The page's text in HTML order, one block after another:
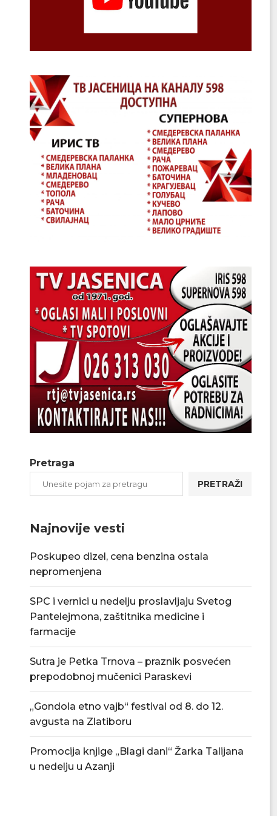
Pretraga
PRETRAŽI
Najnovije vesti
Poskupeo dizel, cena benzina ostala
nepromenjena
SPC i vernici u nedelju proslavljaju Svetog
Pantelejmona, zaštitnika medicine i
farmacije
Sutra je Petka Trnova – praznik posvećen
prepodobnoj mučenici Paraskevi
„Gondola etno vajb“ festival od 8. do 12.
avgusta na Zlatiboru
Promocija knjige „Blagi dani“ Žarka Talijana
u nedelju u Azanji